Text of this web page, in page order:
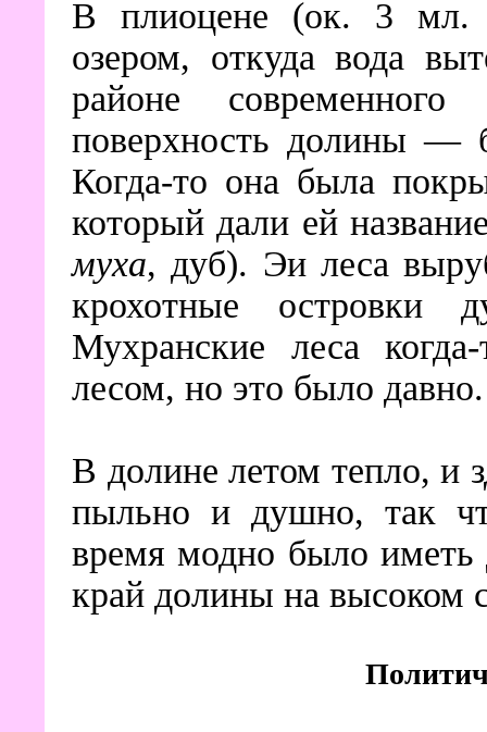
В плиоцене (ок. 3 мл.
озером, откуда вода
районе
поверхность долины —
Когда-то она была
который дали ей
муха, дуб). Эи леса
крохотные островки
Мухранские леса
лесом, но это было давно.
В долине летом тепло, и
пыльно и душно, так
время модно было
край долины на высоком